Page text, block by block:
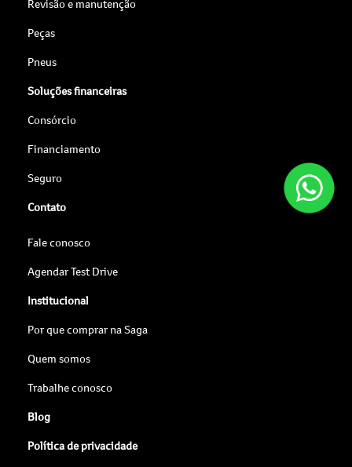
Revisão e manutenção
Peças
Pneus
Soluções financeiras
Consórcio
Financiamento
Seguro
Contato
Fale conosco
Agendar Test Drive
Institucional
Por que comprar na Saga
Quem somos
Trabalhe conosco
Blog
Política de privacidade